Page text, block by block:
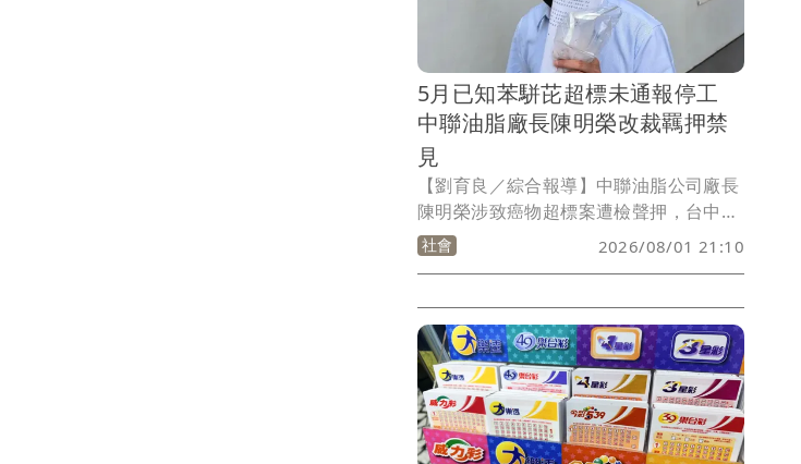
5月已知苯駢芘超標未通報停工
中聯油脂廠長陳明榮改裁羈押禁
見
【劉育良／綜合報導】中聯油脂公司廠長
陳明榮涉致癌物超標案遭檢聲押，台中地
院認定他今年5月即透過台糖公司得知苯
駢芘超標而未停工，今天改裁收押禁見；
社會 2026/08/01 21:10